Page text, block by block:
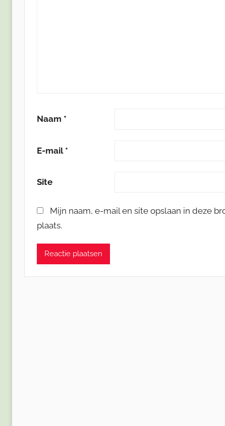
Naam *
E-mail *
Site
Mijn naam, e-mail en site opslaan in deze
plaats.